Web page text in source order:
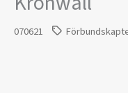
070621